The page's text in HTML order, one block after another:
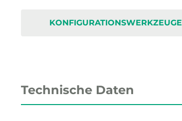
KONFIGURATIONSWERKZEUGE
Technische Daten